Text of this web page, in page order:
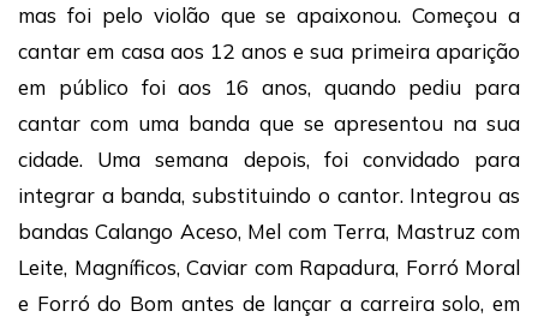
mas foi pelo violão que se apaixonou. Começou a
cantar em casa aos 12 anos e sua primeira aparição
em público foi aos 16 anos, quando pediu para
cantar com uma banda que se apresentou na sua
cidade. Uma semana depois, foi convidado para
integrar a banda, substituindo o cantor. Integrou as
bandas Calango Aceso, Mel com Terra, Mastruz com
Leite, Magníficos, Caviar com Rapadura, Forró Moral
e Forró do Bom antes de lançar a carreira solo, em